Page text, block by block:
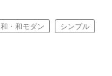
和・和モダン シンプル